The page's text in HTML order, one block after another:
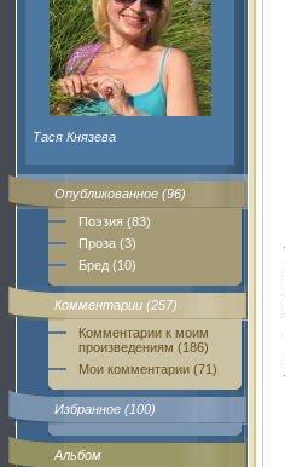
Тася Князева
Опубликованное (96)
Поэзия (83)
Проза (3)
Бред (10)
Комментарии (257)
Комментарии к моим
произведениям (186)
Мои комментарии (71)
Избранное (100)
Альбом